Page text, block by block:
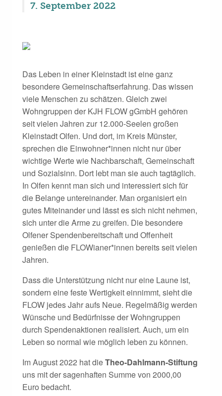
7. September 2022
Das Leben in einer Kleinstadt ist eine ganz
besondere Gemeinschaftserfahrung. Das wissen
viele Menschen zu schätzen. Gleich zwei
Wohngruppen der KJH FLOW gGmbH gehören
seit vielen Jahren zur 12.000-Seelen großen
Kleinstadt Olfen. Und dort, im Kreis Münster,
sprechen die Einwohner*innen nicht nur über
wichtige Werte wie Nachbarschaft, Gemeinschaft
und Sozialsinn. Dort lebt man sie auch tagtäglich.
In Olfen kennt man sich und interessiert sich für
die Belange untereinander. Man organisiert ein
gutes Miteinander und lässt es sich nicht nehmen,
sich unter die Arme zu greifen. Die besondere
Olfener Spendenbereitschaft und Offenheit
genießen die FLOWianer*innen bereits seit vielen
Jahren.
Dass die Unterstützung nicht nur eine Laune ist,
sondern eine feste Wertigkeit einnimmt, sieht die
FLOW jedes Jahr aufs Neue. Regelmäßig werden
Wünsche und Bedürfnisse der Wohngruppen
durch Spendenaktionen realisiert. Auch, um ein
Leben so normal wie möglich leben zu können.
Im August 2022 hat dieTheo-Dahlmann-Stiftung
uns mit der sagenhaften Summe von 2000,00
Euro bedacht.